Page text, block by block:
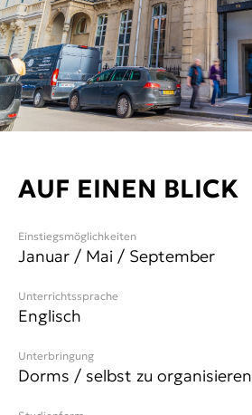
AUF EINEN BLICK
Unterrichtssprache
Englisch
Einstiegsmöglichkeiten
Januar / Mai / September
Unterbringung
Dorms / selbst zu organisieren